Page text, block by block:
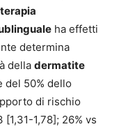
ha effetti
determina
della dermatite
del 50% dello
di rischio
1,78]; 26% vs